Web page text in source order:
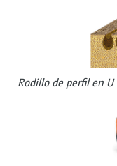
Rodillo de perfil en